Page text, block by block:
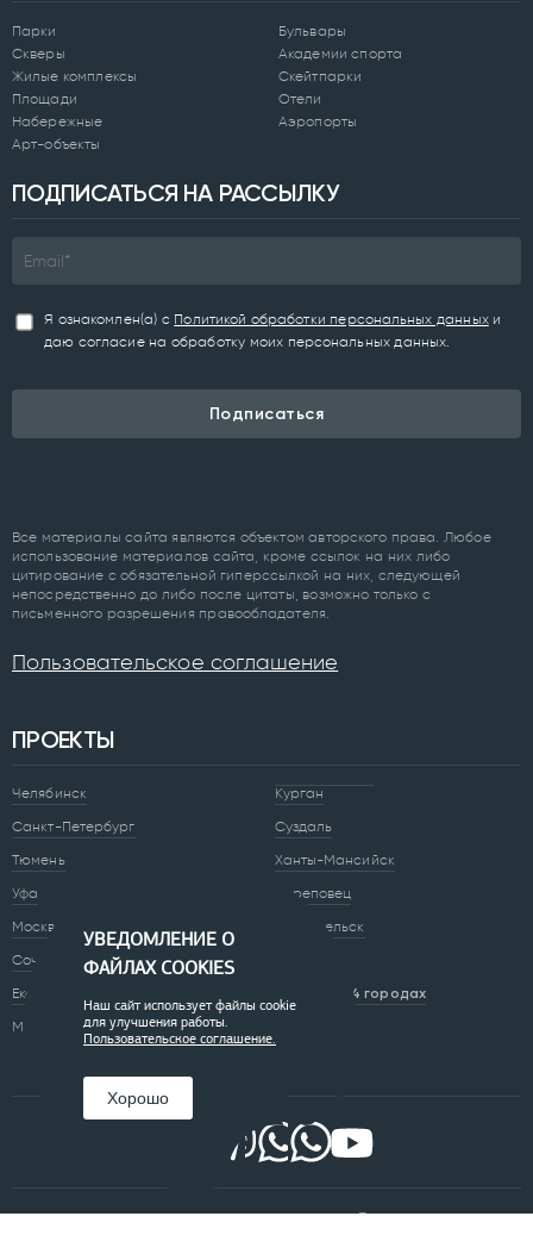
Парки
Скверы
Жилые комплексы
Площади
Набережные
Арт-объекты
Бульвары
Академии спорта
Скейтпарки
Отели
Аэропорты
ПРОЕКТЫ
Челябинск
Санкт-Петербург
Тюмень
Уфа
Москва
Сочи
Екатеринбург
Магнитогорск
Курган
Суздаль
Ханты-Мансийск
Череповец
Архангельск
Всего в 74 городах
ПОДПИСАТЬСЯ НА РАССЫЛКУ
Я ознакомлен(а) с Политикой обработки персональных данныхи
даю согласие на обработку моих персональных данных.
Подписаться
Все материалы сайта являются объектом авторского права. Любое
использование материалов сайта, кроме ссылок на них либо
цитирование с обязательной гиперссылкой на них, следующей
непосредственно до либо после цитаты, возможно только с
письменного разрешения правообладателя.
Пользовательское соглашение
УВЕДОМЛЕНИЕ О
ФАЙЛАХ COOKIES
Наш сайт использует файлы cookie
для улучшения работы.
Пользовательское соглашение.
Хорошо